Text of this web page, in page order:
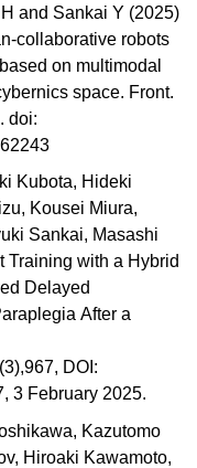
and Sankai Y (2025)
collaborative robots
on multimodal
space. Front.
doi:
Kubota, Hideki
Kousei Miura,
Sankai, Masashi
Training with a Hybrid
Delayed
After a
DOI:
3 February 2025.
Kazutomo
Hiroaki Kawamoto,